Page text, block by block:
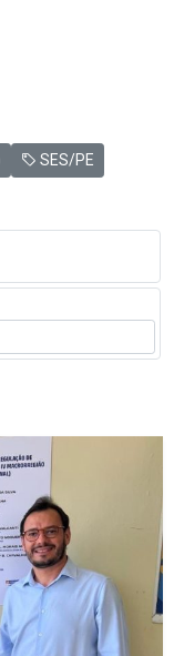
SES/PE